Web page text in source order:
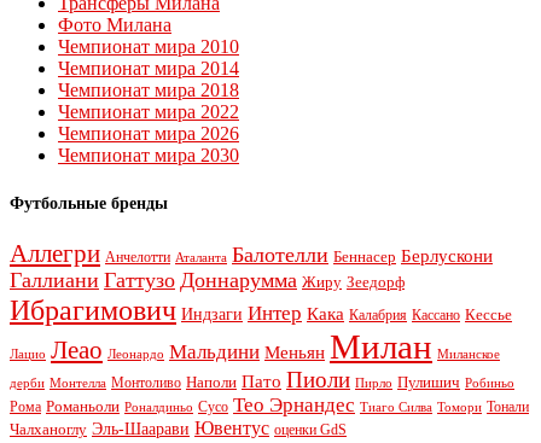
Фото Милана
Чемпионат мира 2010
Чемпионат мира 2014
Чемпионат мира 2018
Чемпионат мира 2022
Чемпионат мира 2026
Чемпионат мира 2030
Футбольные бренды
Аллегри Анчелотти Аталанта Балотелли Беннасер Берлускони
Галлиани Гаттузо Доннарумма Жиру Зеедорф
Ибрагимович Индзаги Интер Кака Калабрия Кассано Кессье
Лацио Леао Леонардо Мальдини Меньян Милан Миланское
дерби Монтелла Монтоливо Наполи Пато Пиоли Пирло Пулишич Робиньо
Рома Романьоли Роналдиньо Сусо Тео Эрнандес Тиаго Силва Томори Тонали
Чалханоглу Эль-Шаарави Ювентус оценки GdS